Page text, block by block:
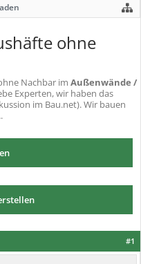
ohne
Nachbar im Außenwände /
Experten, wir haben das
im Bau.net). Wir bauen
#1